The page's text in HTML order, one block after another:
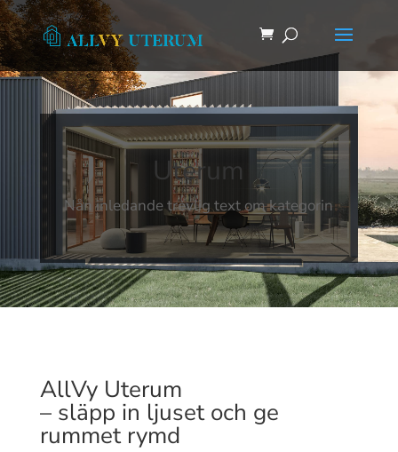
Uterum
Nån inledande trevlig text om kategorin
AllVy Uterum
– släpp in ljuset och ge
rummet rymd